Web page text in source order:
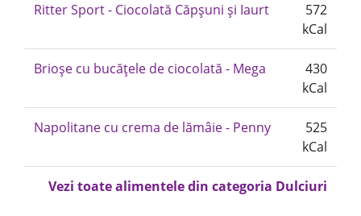
Ritter Sport - Ciocolată Căpșuni și Iaurt
572
kCal
Brioșe cu bucățele de ciocolată - Mega
430
kCal
Napolitane cu crema de lămâie - Penny
525
kCal
Vezi toate alimentele din categoria Dulciuri